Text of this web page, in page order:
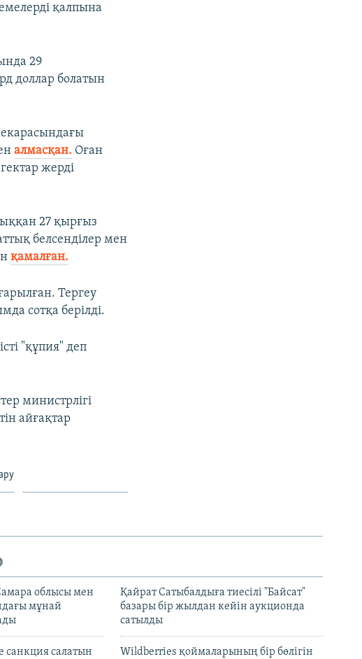
қалпына
29
доллар болатын
алмасқан. Оған
жерді
27 қырғыз
белсенділер мен
қамалған.
Тергеу
сотқа берілді.
"құпия" деп
министрлігі
айғақтар
облысы мен
мұнай
Қайрат Сатыбалдыға тиесілі "Байсат"
базары бір жылдан кейін аукционда
сатылды
санкция салатын
Wildberries қоймаларының бір бөлігін